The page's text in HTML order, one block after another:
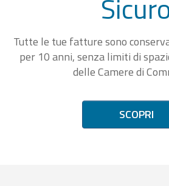
Tutte le tue fatture sono
per 10 anni, senza limiti di
delle Camere di
SCOPRI